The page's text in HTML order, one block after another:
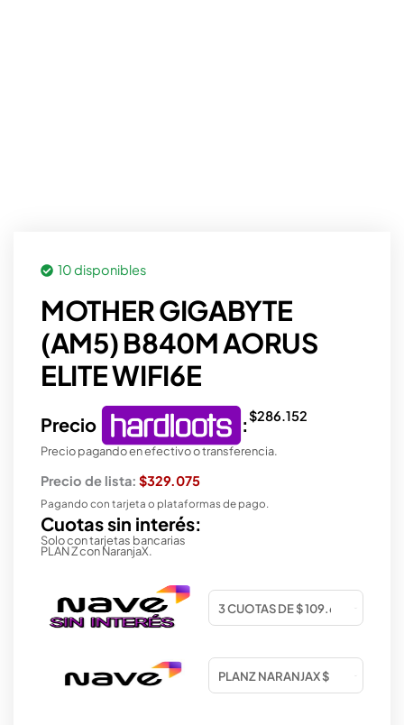
10 disponibles
MOTHER GIGABYTE
(AM5) B840M AORUS
ELITE WIFI6E
Precio :$286.152
Precio pagando en efectivo o transferencia.
Precio de lista: $329.075
Pagando con tarjeta o plataformas de pago.
Cuotas sin interés:
Solo con tarjetas bancarias
PLAN Z con NaranjaX.